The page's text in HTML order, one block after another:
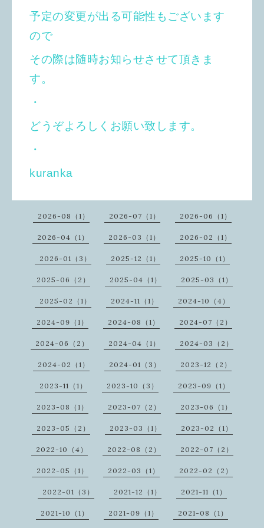
予定の変更が出る可能性もございます
ので
その際は随時お知らせさせて頂きま
す。
・
どうぞよろしくお願い致します。
・
kuranka
2026-08（1） 2026-07（1） 2026-06（1）
2026-04（1） 2026-03（1） 2026-02（1）
2026-01（3） 2025-12（1） 2025-10（1）
2025-06（2） 2025-04（1） 2025-03（1）
2025-02（1） 2024-11（1） 2024-10（4）
2024-09（1） 2024-08（1） 2024-07（2）
2024-06（2） 2024-04（1） 2024-03（2）
2024-02（1） 2024-01（3） 2023-12（2）
2023-11（1） 2023-10（3） 2023-09（1）
2023-08（1） 2023-07（2） 2023-06（1）
2023-05（2） 2023-03（1） 2023-02（1）
2022-10（4） 2022-08（2） 2022-07（2）
2022-05（1） 2022-03（1） 2022-02（2）
2022-01（3） 2021-12（1） 2021-11（1）
2021-10（1） 2021-09（1） 2021-08（1）